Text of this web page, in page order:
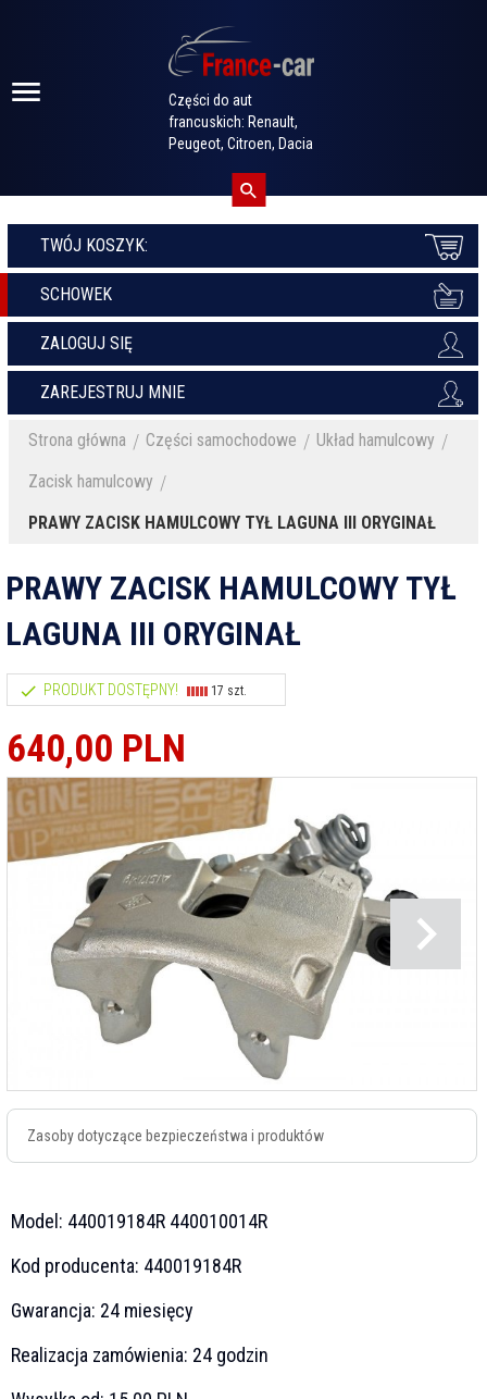
Części do aut
francuskich: Renault,
Peugeot, Citroen, Dacia
TWÓJ KOSZYK:
SCHOWEK
ZALOGUJ SIĘ
ZAREJESTRUJ MNIE
Strona główna Części samochodowe
Układ hamulcowy
Zacisk hamulcowy
PRAWY ZACISK HAMULCOWY TYŁ LAGUNA III ORYGINAŁ
PRAWY ZACISK HAMULCOWY TYŁ
LAGUNA III ORYGINAŁ
PRODUKT DOSTĘPNY! 17 szt.
640,00 PLN
Zasoby dotyczące bezpieczeństwa i produktów
Model: 440019184R 440010014R
Kod producenta: 440019184R
Gwarancja: 24 miesięcy
Realizacja zamówienia: 24 godzin